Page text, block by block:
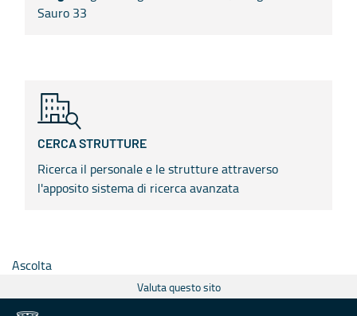
Sauro 33
CERCA STRUTTURE
Ricerca il personale e le strutture attraverso
l'apposito sistema di ricerca avanzata
Ascolta
Valuta questo sito